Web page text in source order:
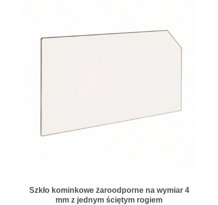
Szkło kominkowe żaroodporne na wymiar 4
mm z jednym ściętym rogiem